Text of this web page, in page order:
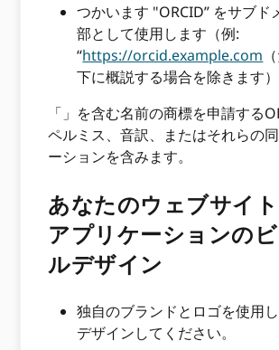
つかいます "ORCID” をサブド
部として使用します（例:
“https://orcid.example.com
下に概説する場合を除きます）
「」を含む名前の商標を申請する
ペルミス、音訳、またはそれらの
ーションを含みます。
あなたのウェブサイ
アプリケーションの
ルデザイン
独自のブランドとロゴを使用
デザインしてください。